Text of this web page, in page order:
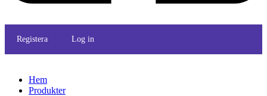
Registera Log in
Hem
Produkter